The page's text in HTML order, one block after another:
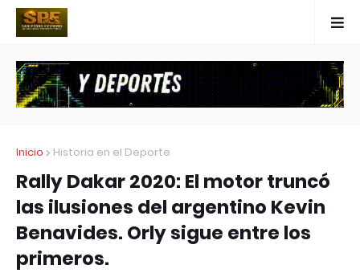
Inicio Historia en el Deporte
Rally Dakar 2020: El motor truncó
las ilusiones del argentino Kevin
Benavides. Orly sigue entre los
primeros.